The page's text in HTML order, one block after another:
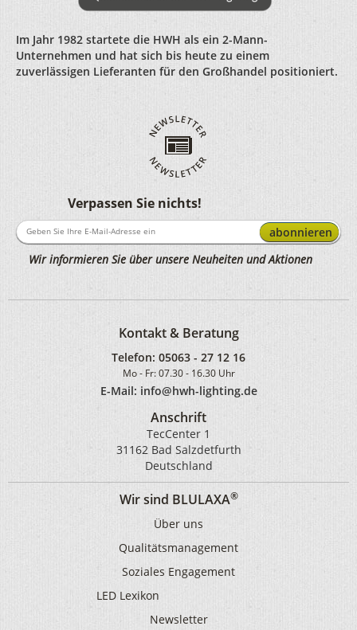
Im Jahr 1982 startete die HWH als ein 2-Mann-
Unternehmen und hat sich bis heute zu einem
zuverlässigen Lieferanten für den Großhandel positioniert.
Verpassen Sie nichts!
abonnieren
Wir informieren Sie über unsere Neuheiten und Aktionen
Kontakt & Beratung
Telefon: 05063 - 27 12 16
Mo - Fr: 07.30 - 16.30 Uhr
E-Mail: info@hwh-lighting.de
Anschrift
TecCenter 1
31162 Bad Salzdetfurth
Deutschland
Wir sind BLULAXA®
Über uns
Qualitätsmanagement
Soziales Engagement
LED Lexikon
Newsletter